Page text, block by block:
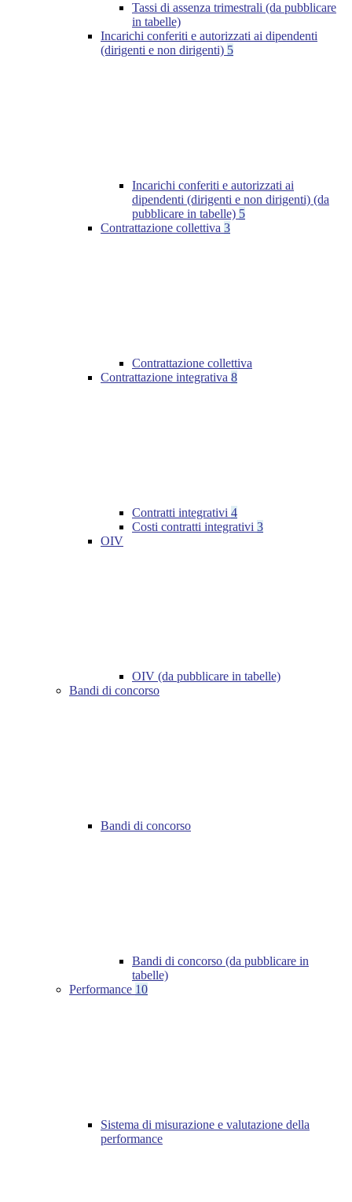
Tassi di assenza trimestrali (da pubblicare
in tabelle)
Incarichi conferiti e autorizzati ai dipendenti
(dirigenti e non dirigenti) 5
Incarichi conferiti e autorizzati ai
dipendenti (dirigenti e non dirigenti) (da
pubblicare in tabelle) 5
Contrattazione collettiva 3
Contrattazione collettiva
Contrattazione integrativa 8
Contratti integrativi 4
Costi contratti integrativi 3
OIV
OIV (da pubblicare in tabelle)
Bandi di concorso
Bandi di concorso
Bandi di concorso (da pubblicare in
tabelle)
Performance 10
Sistema di misurazione e valutazione della
performance